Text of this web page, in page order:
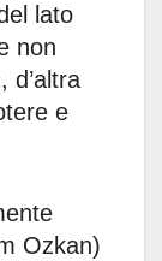
lato
non
d’altra
e
Ozkan)